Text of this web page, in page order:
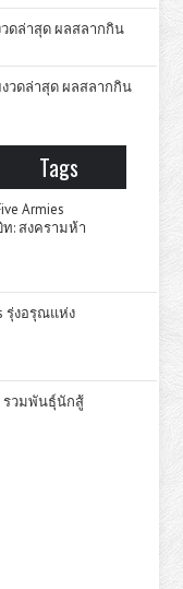
วดล่าสุด ผลสลากกิน
งวดล่าสุด ผลสลากกิน
Tags
Armies
ท: สงครามห้า
รุ่งอรุณแห่ง
รวมพันธุ์นักสู้